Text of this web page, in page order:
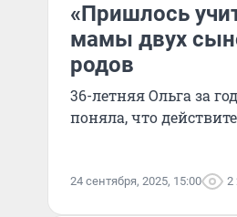
«Пришлось
мамы двух
родов
36-летняя Ольга за
поняла, что
24 сентября, 2025, 15:00 2